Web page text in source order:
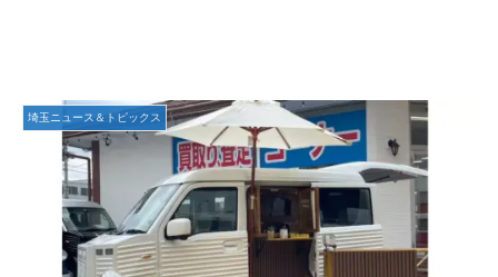
埼玉ニュース＆トピックス